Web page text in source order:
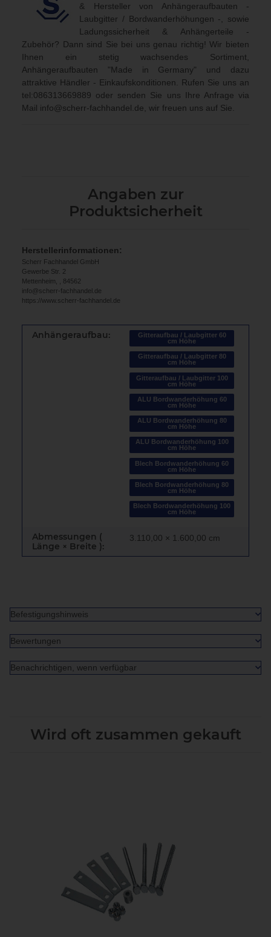
& Hersteller von Anhängeraufbauten -
Laubgitter / Bordwanderhöhungen -, sowie
Ladungssicherheit & Anhängerteile -
Zubehör? Dann sind Sie bei uns genau richtig! Wir bieten
Ihnen ein stetig wachsendes Sortiment,
Anhängeraufbauten "Made in Germany" und dazu
attraktive Händler - Einkaufskonditionen. Rufen Sie uns an
tel:086313669889 oder senden Sie uns Ihre Anfrage via
Mail info@scherr-fachhandel.de , wir freuen uns auf Sie.
Angaben zur
Produktsicherheit
Herstellerinformationen:
Scherr Fachhandel GmbH
Gewerbe Str. 2
Mettenheim, , 84562
info@scherr-fachhandel.de
https://www.scherr-fachhandel.de
Anhängeraufbau:
Gitteraufbau / Laubgitter 60
cm Höhe
Gitteraufbau / Laubgitter 80
cm Höhe
Gitteraufbau / Laubgitter 100
cm Höhe
ALU Bordwanderhöhung 60
cm Höhe
ALU Bordwanderhöhung 80
cm Höhe
ALU Bordwanderhöhung 100
cm Höhe
Blech Bordwanderhöhung 60
cm Höhe
Blech Bordwanderhöhung 80
cm Höhe
Blech Bordwanderhöhung 100
cm Höhe
Abmessungen (
Länge × Breite ):
3.110,00 × 1.600,00 cm
Befestigungshinweis
Bewertungen
Benachrichtigen, wenn verfügbar
Wird oft zusammen gekauft